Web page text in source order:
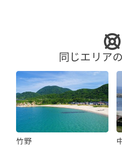
同じエリア
竹野